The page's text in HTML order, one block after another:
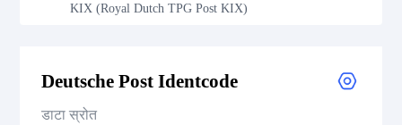
KIX (Royal Dutch TPG Post KIX)
Deutsche Post Identcode
डाटा स्रोत